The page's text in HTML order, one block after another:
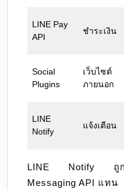
LINE Pay
API
ชำระเงิน
Social
Plugins
เว็บไซต์
ภายนอก
LINE
Notify
แจ้งเตือน
LINE Notify ถูก
Messaging API แทน